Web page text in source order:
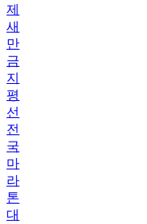
제
새
만
금
지
평
선
전
국
마
라
톤
대